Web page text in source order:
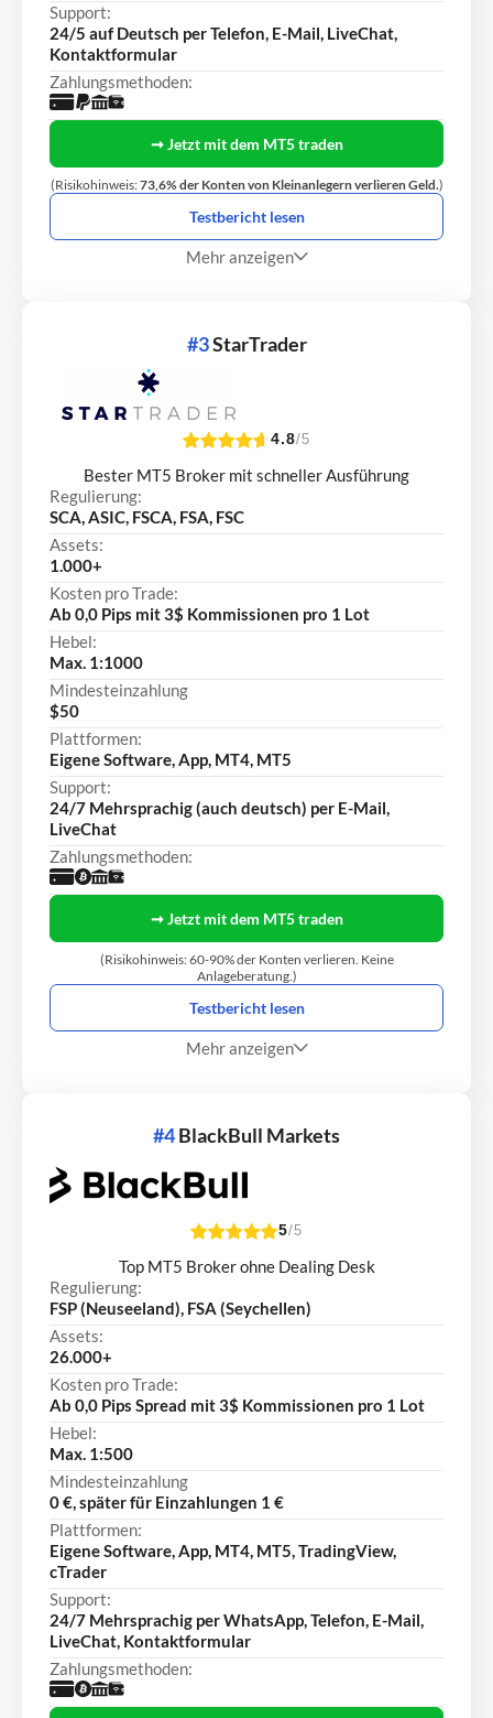
Support:
24/5 auf Deutsch per Telefon, E-Mail, LiveChat,
Kontaktformular
Zahlungsmethoden:
➞ Jetzt mit dem MT5 traden
(Risikohinweis:73,6% der Konten von Kleinanlegern verlieren Geld.)
Testbericht lesen
Mehr anzeigen
#3StarTrader
4.8/5
Bester MT5 Broker mit schneller Ausführung
Regulierung:
SCA, ASIC, FSCA, FSA, FSC
Assets:
1.000+
Kosten pro Trade:
Ab 0,0 Pips mit 3$ Kommissionen pro 1 Lot
Hebel:
Max. 1:1000
Mindesteinzahlung
$50
Plattformen:
Eigene Software, App, MT4, MT5
Support:
24/7 Mehrsprachig (auch deutsch) per E-Mail,
LiveChat
Zahlungsmethoden:
➞ Jetzt mit dem MT5 traden
(Risikohinweis: 60-90% der Konten verlieren. Keine
Anlageberatung.)
Testbericht lesen
Mehr anzeigen
#4BlackBull Markets
5/5
Top MT5 Broker ohne Dealing Desk
Regulierung:
FSP (Neuseeland), FSA (Seychellen)
Assets:
26.000+
Kosten pro Trade:
Ab 0,0 Pips Spread mit 3$ Kommissionen pro 1 Lot
Hebel:
Max. 1:500
Mindesteinzahlung
0 €, später für Einzahlungen 1 €
Plattformen:
Eigene Software, App, MT4, MT5, TradingView,
cTrader
Support:
24/7 Mehrsprachig per WhatsApp, Telefon, E-Mail,
LiveChat, Kontaktformular
Zahlungsmethoden: